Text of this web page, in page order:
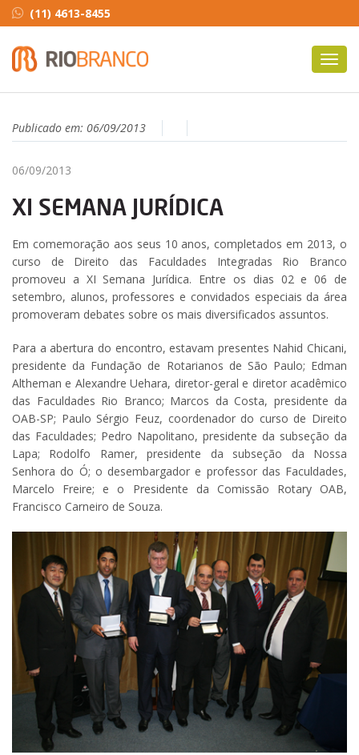
(11) 4613-8455
Publicado em: 06/09/2013
06/09/2013
XI SEMANA JURÍDICA
Em comemoração aos seus 10 anos, completados em 2013, o
curso de Direito das Faculdades Integradas Rio Branco
promoveu a XI Semana Jurídica. Entre os dias 02 e 06 de
setembro, alunos, professores e convidados especiais da área
promoveram debates sobre os mais diversificados assuntos.
Para a abertura do encontro, estavam presentes Nahid Chicani,
presidente da Fundação de Rotarianos de São Paulo; Edman
Altheman e Alexandre Uehara, diretor-geral e diretor acadêmico
das Faculdades Rio Branco; Marcos da Costa, presidente da
OAB-SP; Paulo Sérgio Feuz, coordenador do curso de Direito
das Faculdades; Pedro Napolitano, presidente da subseção da
Lapa; Rodolfo Ramer, presidente da subseção da Nossa
Senhora do Ó; o desembargador e professor das Faculdades,
Marcelo Freire; e o Presidente da Comissão Rotary OAB,
Francisco Carneiro de Souza.